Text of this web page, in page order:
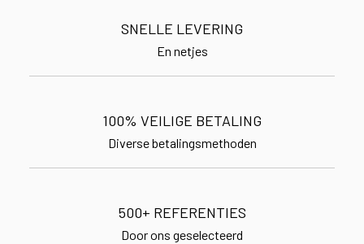
SNELLE LEVERING
En netjes
100% VEILIGE BETALING
Diverse betalingsmethoden
500+ REFERENTIES
Door ons geselecteerd